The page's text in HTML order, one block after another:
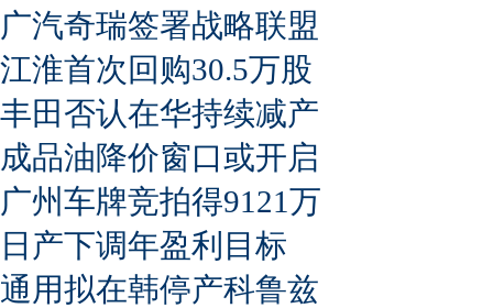
广汽奇瑞签署战略联盟
江淮首次回购30.5万股
丰田否认在华持续减产
成品油降价窗口或开启
广州车牌竞拍得9121万
日产下调年盈利目标
通用拟在韩停产科鲁兹